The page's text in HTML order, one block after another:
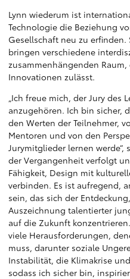
Lynn wiederum ist
Technologie die Beziehung
Gesellschaft neu zu
bringen verschiedene
zusammenhängenden
Innovationen zulässt.
„Ich freue mich, der Jury des
anzugehören. Ich bin sicher,
den Werten der Teilnehmer,
Mentoren und von den
Jurymitglieder lernen werde“,
der Vergangenheit verfolgt
Fähigkeit, Design mit
verbinden. Es ist aufregend,
sein, das sich der
Auszeichnung talentierter
auf die Zukunft
viele Herausforderungen,
muss, darunter soziale
Instabilität, die Klimakrise
sodass ich sicher bin,